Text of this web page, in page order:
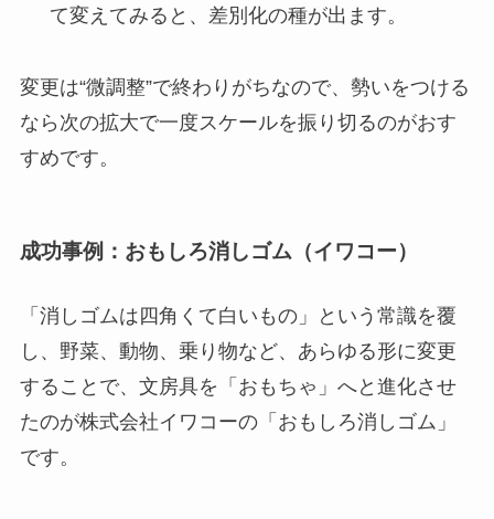
て変えてみると、差別化の種が出ます。
変更は“微調整”で終わりがちなので、勢いをつける
なら次の拡大で一度スケールを振り切るのがおす
すめです。
成功事例：おもしろ消しゴム（イワコー）
「消しゴムは四角くて白いもの」という常識を覆
し、野菜、動物、乗り物など、あらゆる形に変更
することで、文房具を「おもちゃ」へと進化させ
たのが株式会社イワコーの「おもしろ消しゴム」
です。